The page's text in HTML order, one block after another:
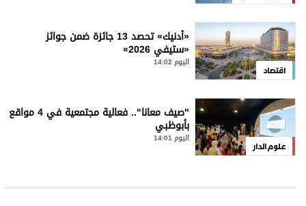
اقتصاد
«أدنيك» تحصد 13 جائزة ضمن جوائز
«ستيفي 2026»
اليوم 14:02
علوم الدار
"صيف معانا".. فعالية مجتمعية في 4 مواقع
بأبوظبي
اليوم 14:01